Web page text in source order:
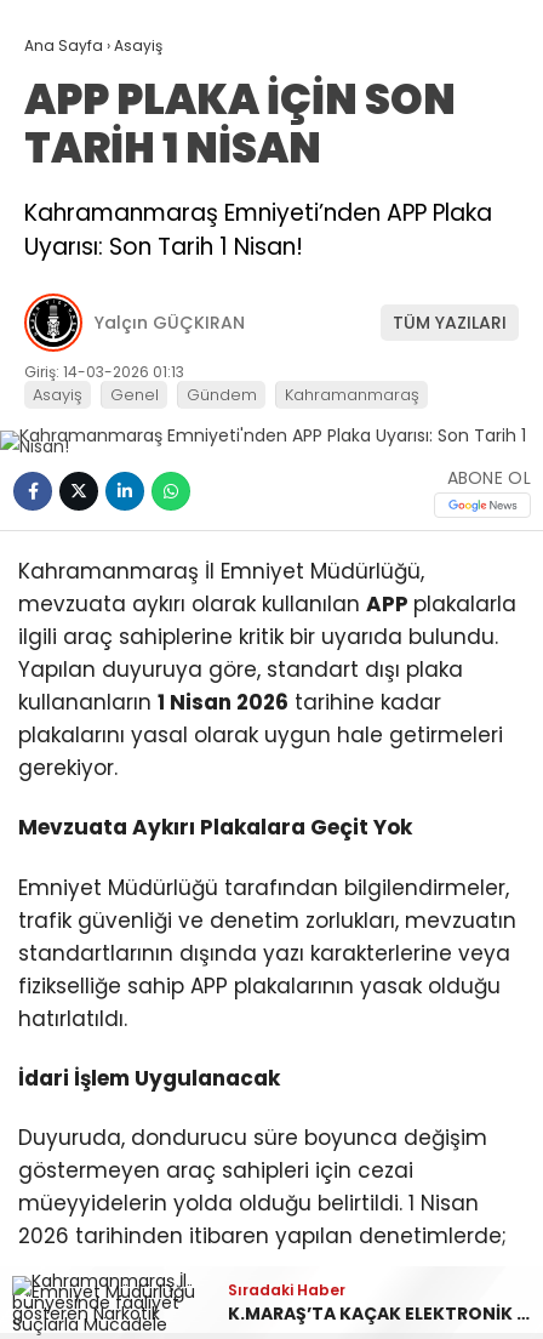
Ana Sayfa ›Asayiş
APP PLAKA İÇİN SON
TARİH 1 NİSAN
Kahramanmaraş Emniyeti’nden APP Plaka
Uyarısı: Son Tarih 1 Nisan!
Yalçın GÜÇKIRAN TÜM YAZILARI
Giriş: 14-03-2026 01:13
Asayiş Genel Gündem Kahramanmaraş
ABONE OL
Kahramanmaraş İl Emniyet Müdürlüğü,
mevzuata aykırı olarak kullanılan APP plakalarla
ilgili araç sahiplerine kritik bir uyarıda bulundu.
Yapılan duyuruya göre, standart dışı plaka
kullananların 1 Nisan 2026 tarihine kadar
plakalarını yasal olarak uygun hale getirmeleri
gerekiyor.
Mevzuata Aykırı Plakalara Geçit Yok
Emniyet Müdürlüğü tarafından bilgilendirmeler,
trafik güvenliği ve denetim zorlukları, mevzuatın
standartlarının dışında yazı karakterlerine veya
fizikselliğe sahip APP plakalarının yasak olduğu
hatırlatıldı.
İdari İşlem Uygulanacak
Duyuruda, dondurucu süre boyunca değişim
göstermeyen araç sahipleri için cezai
müeyyidelerin yolda olduğu belirtildi. 1 Nisan
2026 tarihinden itibaren yapılan denetimlerde;
Standart plakaya geçiş yapmamış,
Sıradaki Haber
K.MARAŞ’TA KAÇAK ELEKTRONİK ÜRÜN VE SİLAH ELE GEÇİRİLDİ